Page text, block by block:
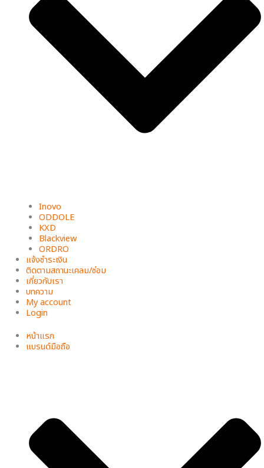
Inovo
ODDOLE
KXD
Blackview
ORDRO
แจ้งชำระเงิน
ติดตามสถานะเคลม/ซ่อม
เกี่ยวกับเรา
บทความ
My account
Login
หน้าแรก
แบรนด์มือถือ